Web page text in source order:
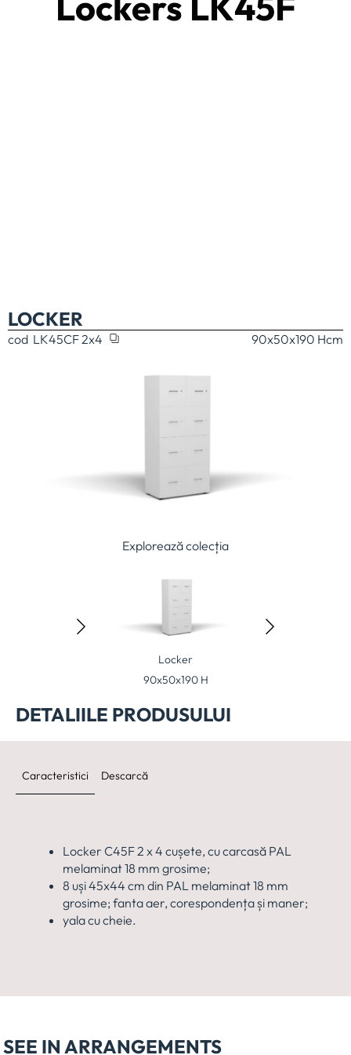
LOCKER
cod LK45CF 2x4 90x50x190 Hcm
Explorează colecția
DETALIILE PRODUSULUI
Caracteristici Descarcă
Locker C45F 2 x 4 cușete, cu carcasă PAL
melaminat 18 mm grosime;
8 uși 45x44 cm din PAL melaminat 18 mm
grosime; fanta aer, corespondența și maner;
yala cu cheie.
SEE IN ARRANGEMENTS